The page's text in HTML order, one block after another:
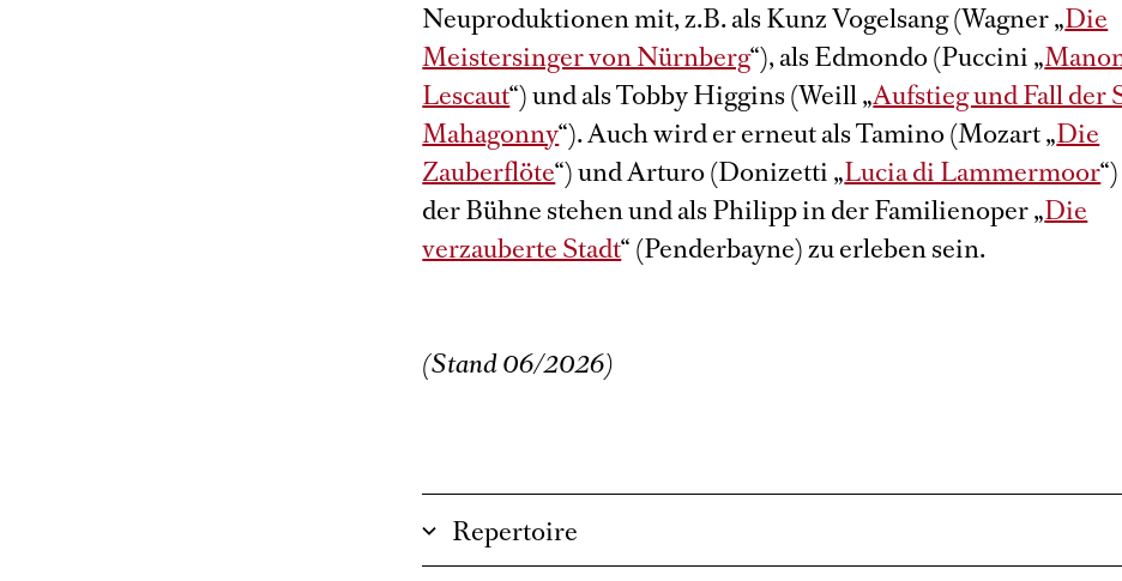
Neuproduktionen mit, z.B. als Kunz Vogelsang (Wagner „Die
Meistersinger von Nürnberg“), als Edmondo (Puccini „
Lescaut“) und als Tobby Higgins (Weill „Aufstieg und Fall der
Mahagonny“). Auch wird er erneut als Tamino (Mozart „Die
Zauberflöte“) und Arturo (Donizetti „Lucia di Lammermoor
der Bühne stehen und als Philipp in der Familienoper „Die
verzauberte Stadt“ (Penderbayne) zu erleben sein.
(Stand 06/2026)
Repertoire